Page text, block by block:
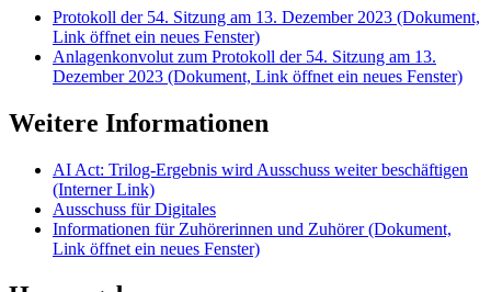
Protokoll der 54. Sitzung am 13. Dezember 2023 (Dokument,
Link öffnet ein neues Fenster)
Anlagenkonvolut zum Protokoll der 54. Sitzung am 13.
Dezember 2023 (Dokument, Link öffnet ein neues Fenster)
Weitere Informationen
AI Act: Trilog-Ergebnis wird Ausschuss weiter beschäftigen
(Interner Link)
Ausschuss für Digitales
Informationen für Zuhörerinnen und Zuhörer(Dokument,
Link öffnet ein neues Fenster)